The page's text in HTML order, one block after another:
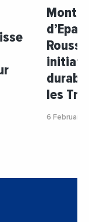
les
6 February